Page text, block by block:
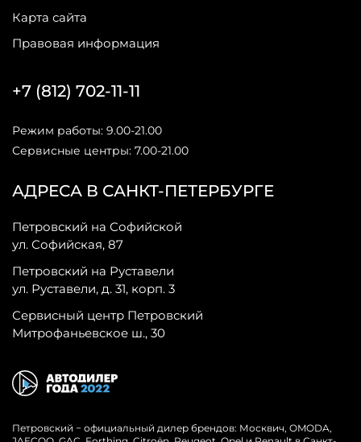
Карта сайта
Правовая информация
АДРЕСА В САНКТ-ПЕТЕРБУРГЕ
Петровский на Софийской
ул. Софийская, 87
Петровский на Руставели
ул. Руставели, д. 31, корп. 3
Сервисный центр Петровский
Митрофаньевское ш., 30
+7 (812) 702-11-11
Режим работы: 9.00-21.00
Сервисные центры: 7.00-21.00
Петровский − официальный дилер брендов: Москвич, OMODA,